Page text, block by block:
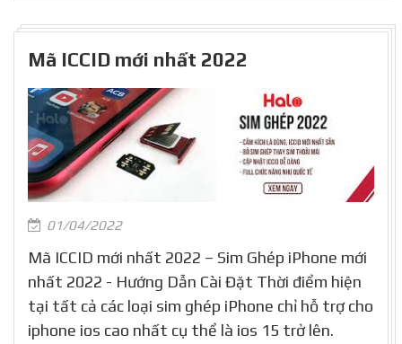
Mã ICCID mới nhất 2022
01/04/2022
Mã ICCID mới nhất 2022 – Sim Ghép iPhone mới
nhất 2022 - Hướng Dẫn Cài Đặt Thời điểm hiện
tại tất cả các loại sim ghép iPhone chỉ hỗ trợ cho
iphone ios cao nhất cụ thể là ios 15 trở lên.